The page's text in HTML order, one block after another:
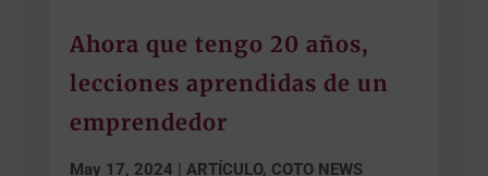
Ahora que tengo 20 años,
lecciones aprendidas de un
emprendedor
May 17, 2024 | ARTÍCULO, COTO NEWS